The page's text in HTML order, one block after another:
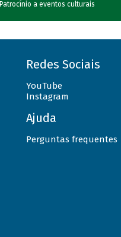
Patrocínio a eventos culturais
Redes Sociais
YouTube
Instagram
Ajuda
Perguntas frequentes